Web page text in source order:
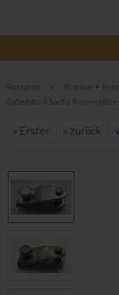
»
« Erster « zurück